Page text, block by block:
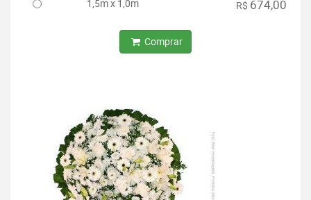
1,5m x 1,0m R$ 674,00
Comprar